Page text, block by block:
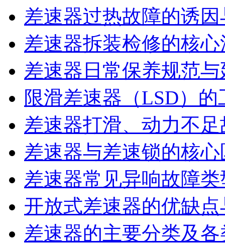
差速器过热故障的诱
差速器拆装检修的核
差速器日常保养规范
限滑差速器（LSD）
差速器打滑、动力不
差速器与差速锁的核
差速器常见异响故障
开放式差速器的优缺
差速器的主要分类及